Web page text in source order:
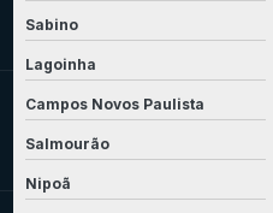
Sabino
Lagoinha
Campos Novos Paulista
Salmourão
Nipoã